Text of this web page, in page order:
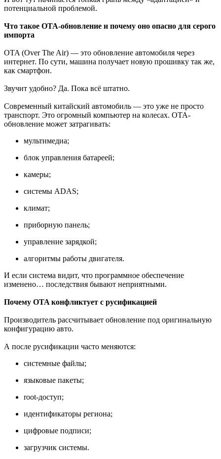
потенциальной проблемой.
Что такое OTA-обновление и почему оно опасно для серого
импорта
OTA (Over The Air) — это обновление автомобиля через
интернет. По сути, машина получает новую прошивку так же,
как смартфон.
Звучит удобно? Да. Пока всё штатно.
Современный китайский автомобиль — это уже не просто
транспорт. Это огромный компьютер на колесах. OTA-
обновление может затрагивать:
мультимедиа;
блок управления батареей;
камеры;
системы ADAS;
климат;
приборную панель;
управление зарядкой;
алгоритмы работы двигателя.
И если система видит, что программное обеспечение
изменено… последствия бывают неприятными.
Почему OTA конфликтует с русификацией
Производитель рассчитывает обновление под оригинальную
конфигурацию авто.
А после русификации часто меняются:
системные файлы;
языковые пакеты;
root-доступ;
идентификаторы региона;
цифровые подписи;
загрузчик системы.